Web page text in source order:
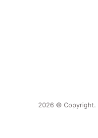
2026 © Copyright.